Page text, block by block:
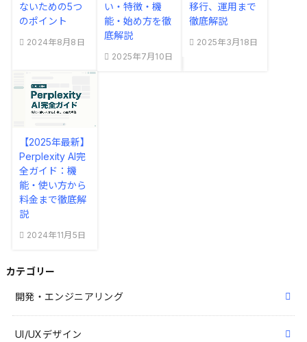
ないための5つ
のポイント
2024年8月8日
い・特徴・機
能・始め方を徹
底解説
2025年7月10日
移行、運用まで
徹底解説
2025年3月18日
【2025年最新】
Perplexity AI完
全ガイド：機
能・使い方から
料金まで徹底解
説
2024年11月5日
カテゴリー
開発・エンジニアリング
UI/UXデザイン